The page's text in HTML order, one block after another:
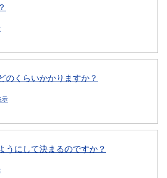
のくらいかかりますか？
示
うにして決まるのですか？